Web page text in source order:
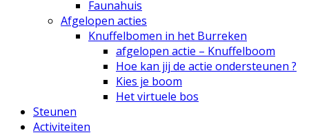
Faunahuis
Afgelopen acties
Knuffelbomen in het Burreken
afgelopen actie – Knuffelboom
Hoe kan jij de actie ondersteunen ?
Kies je boom
Het virtuele bos
Steunen
Activiteiten